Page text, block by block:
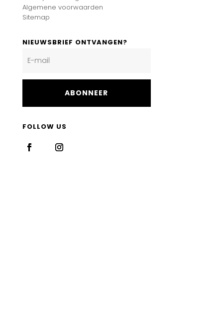
Algemene voorwaarden
Sitemap
NIEUWSBRIEF ONTVANGEN?
ABONNEER
FOLLOW US